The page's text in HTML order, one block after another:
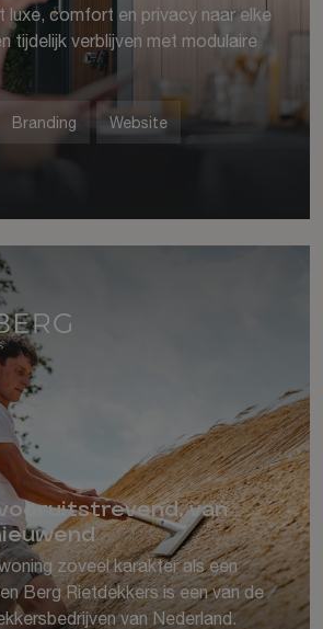
luxe, comfort en privacy naar elke
tijdelijk verblijven met modulaire
Branding Website
van
zoveel karakter als een
Berg Rietdekkers is een van de
van Nederland.